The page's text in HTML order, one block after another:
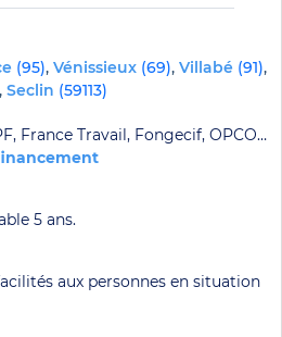
(95), Vénissieux(69), Villabé (91),
, Seclin (59113)
France Travail, Fongecif, OPCO…
5 ans.
aux personnes en situation